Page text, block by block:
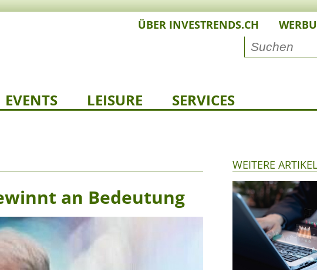
ÜBER INVESTRENDS.CH
EVENTS LEISURE SERVICES
an Bedeutung
WEITERE